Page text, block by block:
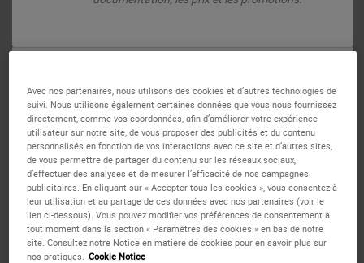
Colorants secondaires/contre-
colorants Éosine
Avec nos partenaires, nous utilisons des cookies et d’autres technologies de
suivi. Nous utilisons également certaines données que vous nous fournissez
directement, comme vos coordonnées, afin d’améliorer votre expérience
utilisateur sur notre site, de vous proposer des publicités et du contenu
personnalisés en fonction de vos interactions avec ce site et d’autres sites,
de vous permettre de partager du contenu sur les réseaux sociaux,
d’effectuer des analyses et de mesurer l’efficacité de nos campagnes
publicitaires. En cliquant sur « Accepter tous les cookies », vous consentez à
leur utilisation et au partage de ces données avec nos partenaires (voir le
lien ci-dessous). Vous pouvez modifier vos préférences de consentement à
tout moment dans la section « Paramètres des cookies » en bas de notre
site. Consultez notre Notice en matière de cookies pour en savoir plus sur
nos pratiques.
Cookie Notice